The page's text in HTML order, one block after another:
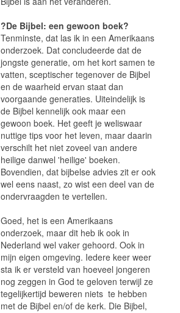
?De Bijbel: een gewoon boek?
Tenminste, dat las ik in een Amerikaans
onderzoek. Dat concludeerde dat de
jongste generatie, om het kort samen te
vatten, sceptischer tegenover de Bijbel
en de waarheid ervan staat dan
voorgaande generaties. Uiteindelijk is
de Bijbel kennelijk ook maar een
gewoon boek. Het geeft je weliswaar
nuttige tips voor het leven, maar daarin
verschilt het niet zoveel van andere
heilige danwel 'heilige' boeken.
Bovendien, dat bijbelse advies zit er ook
wel eens naast, zo wist een deel van de
ondervraagden te vertellen.
Goed, het is een Amerikaans
onderzoek, maar dit heb ik ook in
Nederland wel vaker gehoord. Ook in
mijn eigen omgeving. Iedere keer weer
sta ik er versteld van hoeveel jongeren
nog zeggen in God te geloven terwijl ze
tegelijkertijd beweren niets te hebben
met de Bijbel en/of de kerk. Die Bijbel,